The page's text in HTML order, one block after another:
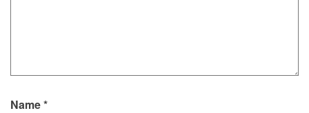
Name*